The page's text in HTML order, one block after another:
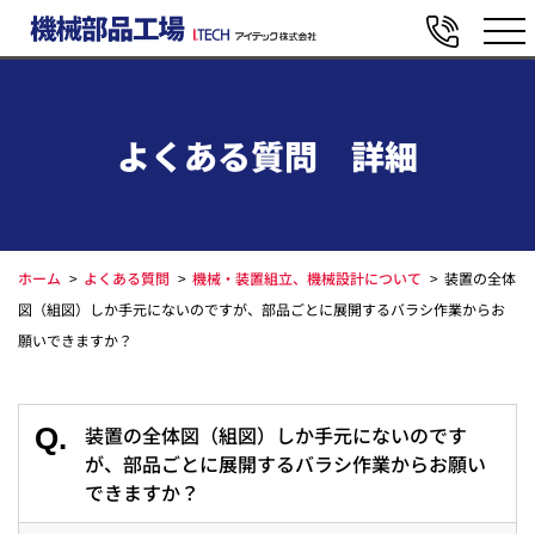
よくある質問 詳細
ホーム よくある質問 機械・装置組立、機械設計について
装置の全体
図（組図）しか手元にないのですが、部品ごとに展開するバラシ作業からお
願いできますか？
Q.
装置の全体図（組図）しか手元にないのです
が、部品ごとに展開するバラシ作業からお願い
できますか？